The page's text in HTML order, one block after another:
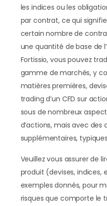
les indices ou les
par contrat, ce qui
certain nombre de
une quantité de base de
Fortissio, vous pouvez
gamme de marchés, y
matières premières,
trading d’un CFD sur
sous de nombreux
d’actions, mais avec des
supplémentaires,
Veuillez vous assurer de
produit (devises, indices,
exemples donnés, pour
risques que comporte le